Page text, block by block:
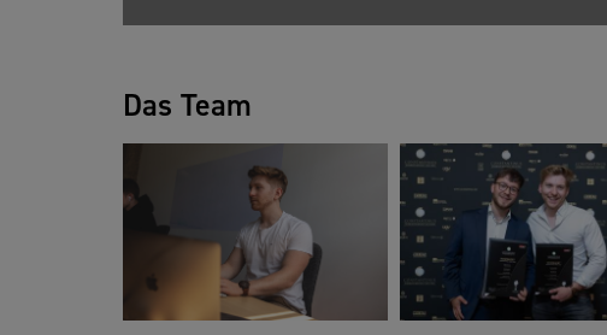
Das Team